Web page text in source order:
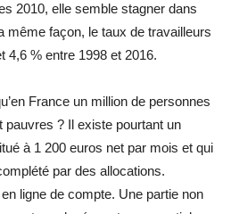
2010, elle semble stagner dans
même façon, le taux de travailleurs
4,6 % entre 1998 et 2016.
France un million de personnes
pauvres ? Il existe pourtant un
à 1 200 euros net par mois et qui
par des allocations.
ligne de compte. Une partie non